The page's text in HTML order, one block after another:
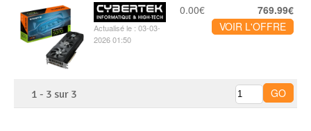
Actualisé le : 03-03-
2026 01:50
0.00€
769.99€
VOIR L'OFFRE
1 - 3 sur 3